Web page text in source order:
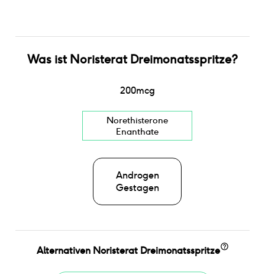
Was istNoristerat Dreimonatsspritze?
200mcg
Norethisterone
Enanthate
Androgen
Gestagen
Alternativen Noristerat Dreimonatsspritze